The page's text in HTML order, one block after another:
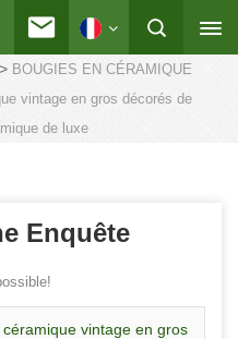
> BOUGIES EN CÉRAMIQUE
vintage en gros décorés de
de luxe
Enquête
vintage en gros